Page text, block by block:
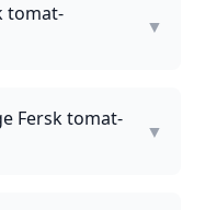
tomat-
▼
Fersk tomat-
▼